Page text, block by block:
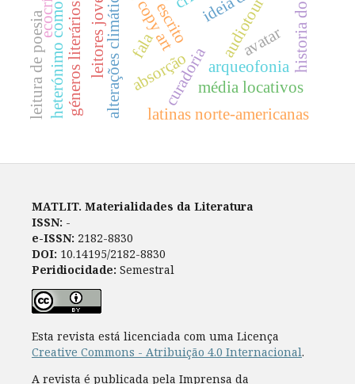
escrito
arqueofonia
curadoria
alterações climáticas audiotour
absorção
avatar
heterónimo como avatar. copy art
leitores jovens
média locativos
leitura de poesia latinas norte-americanas
fala
MATLIT. Materialidades da Literatura
ISSN: -
e-ISSN: 2182-8830
DOI: 10.14195/2182-8830
Peridiocidade: Semestral
Esta revista está licenciada com uma Licença
Creative Commons - Atribuição 4.0 Internacional.
A revista é publicada pela Imprensa da